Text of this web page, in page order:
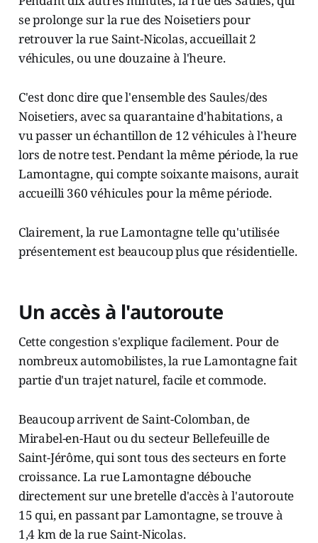
se prolonge sur la rue des Noisetiers pour
retrouver la rue Saint-Nicolas, accueillait 2
véhicules, ou une douzaine à l'heure.
C'est donc dire que l'ensemble des Saules/des
Noisetiers, avec sa quarantaine d'habitations, a
vu passer un échantillon de 12 véhicules à l'heure
lors de notre test. Pendant la même période, la rue
Lamontagne, qui compte soixante maisons, aurait
accueilli 360 véhicules pour la même période.
Clairement, la rue Lamontagne telle qu'utilisée
présentement est beaucoup plus que résidentielle.
Un accès à l'autoroute
Cette congestion s'explique facilement. Pour de
nombreux automobilistes, la rue Lamontagne fait
partie d'un trajet naturel, facile et commode.
Beaucoup arrivent de Saint-Colomban, de
Mirabel-en-Haut ou du secteur Bellefeuille de
Saint-Jérôme, qui sont tous des secteurs en forte
croissance. La rue Lamontagne débouche
directement sur une bretelle d'accès à l'autoroute
15 qui, en passant par Lamontagne, se trouve à
1,4 km de la rue Saint-Nicolas.